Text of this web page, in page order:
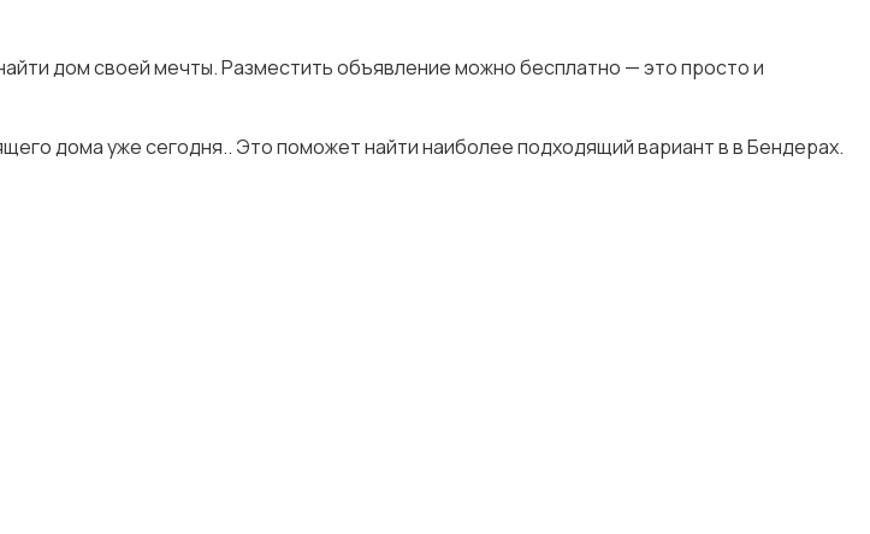
дом своей мечты. Разместить объявление можно бесплатно — это просто и
дома уже сегодня.. Это поможет найти наиболее подходящий вариант в в Бендерах.